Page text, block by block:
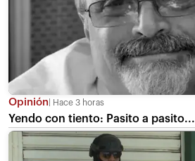
Opinión Hace 3 horas
Yendo con tiento: Pasito a pasito...